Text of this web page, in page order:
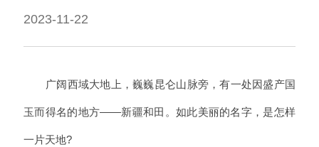
2023-11-22
广阔西域大地上，巍巍昆仑山脉旁，有一处因盛产国
玉而得名的地方——新疆和田。如此美丽的名字，是怎样
一片天地?